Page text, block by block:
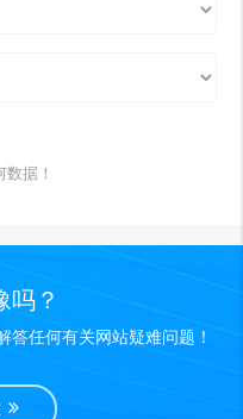
据！
吗？
任何有关网站疑难问题！